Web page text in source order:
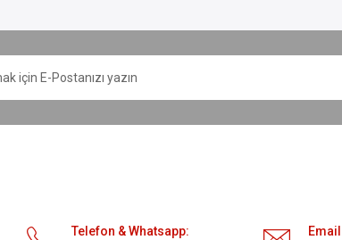
Telefon & Whatsapp: